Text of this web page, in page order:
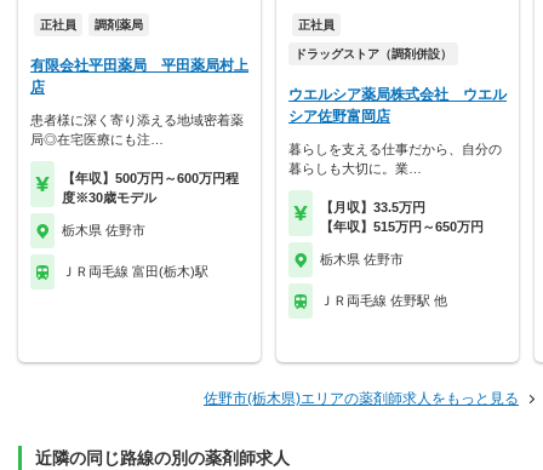
正社員 調剤薬局
有限会社平田薬局 平田薬局村上
店
患者様に深く寄り添える地域密着薬
局◎在宅医療にも注…
【年収】500万円～600万円程
度※30歳モデル
栃木県 佐野市
ＪＲ両毛線 富田(栃木)駅
正社員
ドラッグストア（調剤併設）
ウエルシア薬局株式会社 ウエル
シア佐野富岡店
暮らしを支える仕事だから、自分の
暮らしも大切に。業…
【月収】33.5万円
【年収】515万円～650万円
栃木県 佐野市
ＪＲ両毛線 佐野駅 他
佐野市(栃木県)エリアの薬剤師求人をもっと見る
近隣の同じ路線の別の薬剤師求人